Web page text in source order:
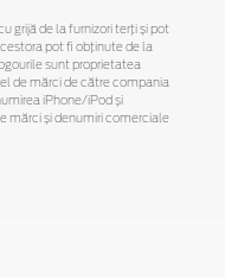
grijă de la furnizori terți și pot
pot fi obținute de la
sunt proprietatea
de mărci de către compania
iPhone/iPod și
mărci și denumiri comerciale